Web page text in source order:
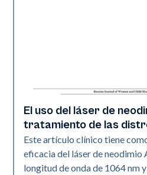
Rejuvenecimiento
El uso del láser de
tratamiento de las
Este artículo clínico tiene
eficacia del láser de neodimio
longitud de onda de 1064 nm